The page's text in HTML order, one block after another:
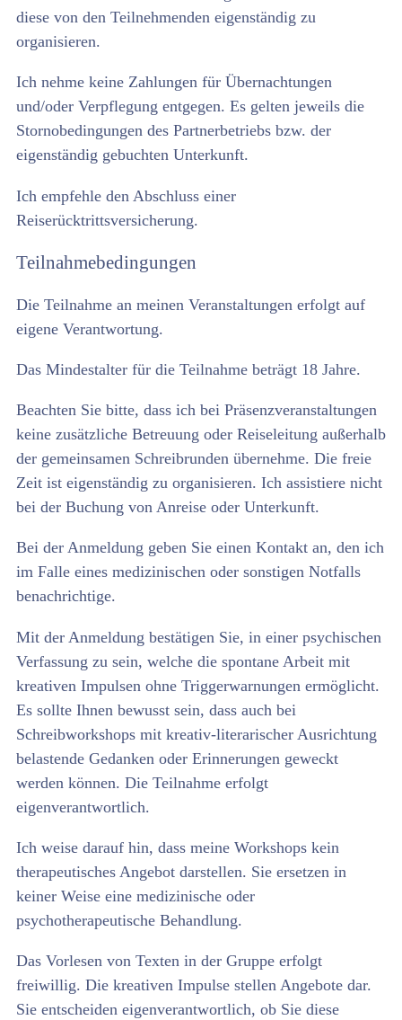
diese von den Teilnehmenden eigenständig zu
organisieren.
Ich nehme keine Zahlungen für Übernachtungen
und/oder Verpflegung entgegen. Es gelten jeweils die
Stornobedingungen des Partnerbetriebs bzw. der
eigenständig gebuchten Unterkunft.
Ich empfehle den Abschluss einer
Reiserücktrittsversicherung.
Teilnahmebedingungen
Die Teilnahme an meinen Veranstaltungen erfolgt auf
eigene Verantwortung.
Das Mindestalter für die Teilnahme beträgt 18 Jahre.
Beachten Sie bitte, dass ich bei Präsenzveranstaltungen
keine zusätzliche Betreuung oder Reiseleitung außerhalb
der gemeinsamen Schreibrunden übernehme. Die freie
Zeit ist eigenständig zu organisieren. Ich assistiere nicht
bei der Buchung von Anreise oder Unterkunft.
Bei der Anmeldung geben Sie einen Kontakt an, den ich
im Falle eines medizinischen oder sonstigen Notfalls
benachrichtige.
Mit der Anmeldung bestätigen Sie, in einer psychischen
Verfassung zu sein, welche die spontane Arbeit mit
kreativen Impulsen ohne Triggerwarnungen ermöglicht.
Es sollte Ihnen bewusst sein, dass auch bei
Schreibworkshops mit kreativ-literarischer Ausrichtung
belastende Gedanken oder Erinnerungen geweckt
werden können. Die Teilnahme erfolgt
eigenverantwortlich.
Ich weise darauf hin, dass meine Workshops kein
therapeutisches Angebot darstellen. Sie ersetzen in
keiner Weise eine medizinische oder
psychotherapeutische Behandlung.
Das Vorlesen von Texten in der Gruppe erfolgt
freiwillig. Die kreativen Impulse stellen Angebote dar.
Sie entscheiden eigenverantwortlich, ob Sie diese